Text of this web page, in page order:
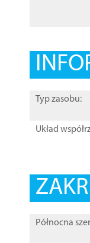
Typ zasobu:
Układ
Północna